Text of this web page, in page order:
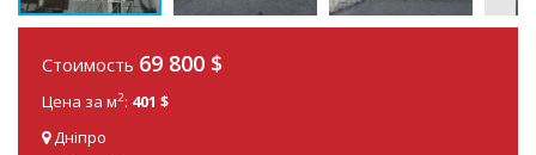
Стоимость 69 800 $
Цена за м2: 401 $
Дніпро